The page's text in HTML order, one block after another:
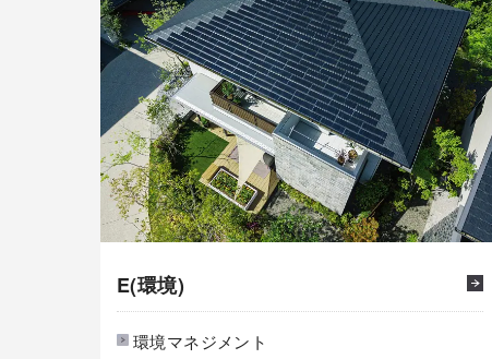
E(環境)
環境マネジメント